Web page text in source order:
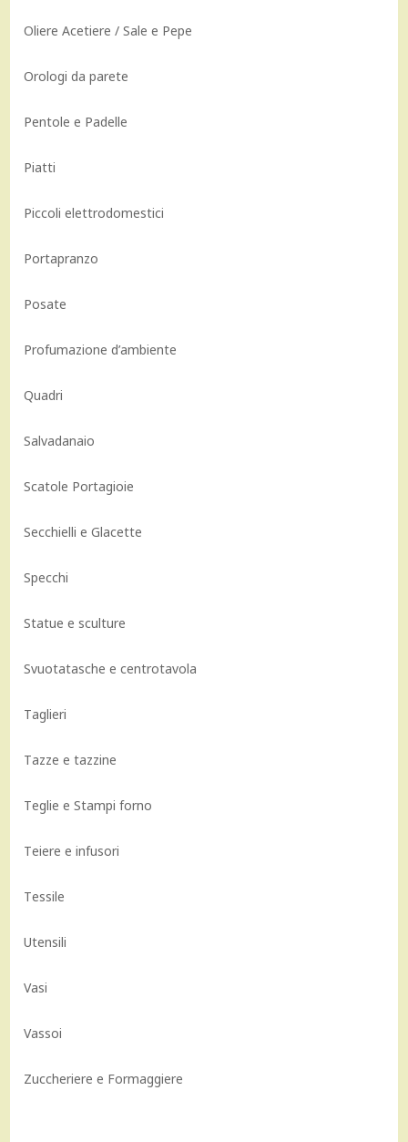
Oliere Acetiere / Sale e Pepe
Orologi da parete
Pentole e Padelle
Piatti
Piccoli elettrodomestici
Portapranzo
Posate
Profumazione d’ambiente
Quadri
Salvadanaio
Scatole Portagioie
Secchielli e Glacette
Specchi
Statue e sculture
Svuotatasche e centrotavola
Taglieri
Tazze e tazzine
Teglie e Stampi forno
Teiere e infusori
Tessile
Utensili
Vasi
Vassoi
Zuccheriere e Formaggiere